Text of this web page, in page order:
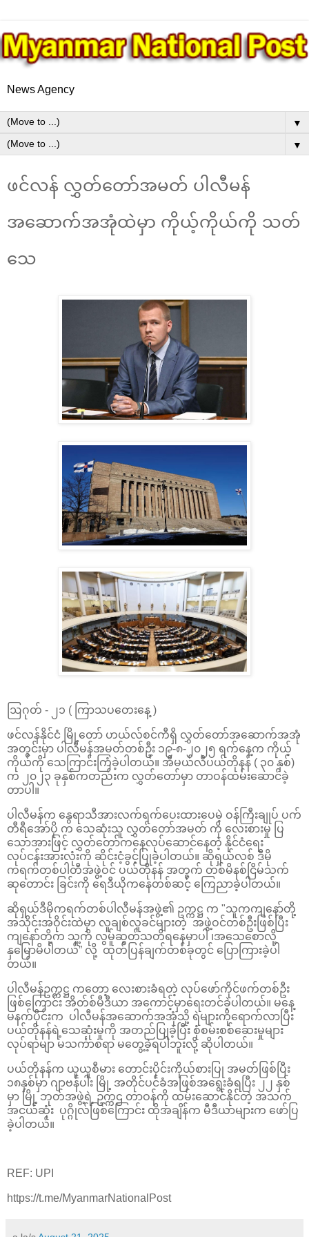
News Agency
▼
▼
ဖင်လန် လွှတ်တော်အမတ် ပါလီမန်
အဆောက်အအုံထဲမှာ ကိုယ့်ကိုယ်ကို သတ်
သေ
ဩဂုတ် - ၂၁ ( ကြာသပတေးနေ့ )
ဖင်လန်နိုင်ငံ မြို့တော် ဟယ်လ်စင်ကီရှိ လွှတ်တော်အဆောက်အအုံ
အတွင်းမှာ ပါလီမန်အမတ်တစ်ဦး ၁၉-၈-၂၀၂၅ ရက်နေ့က ကိုယ့်
ကိုယ်ကို သေကြာင်းကြံခဲ့ပါတယ်။ အီမယ်လီပယ်တိုနန် ( ၃၀ နှစ်)
က ၂၀၂၃ ခုနှစ်ကတည်းက လွှတ်တော်မှာ တာဝန်ထမ်းဆောင်ခဲ့
တာပါ။
ပါလီမန်က နွေရာသီအားလက်ရက်ပေးထားပေမဲ့ ဝန်ကြီးချုပ် ပက်
တီရီအော်ပို က သေဆုံးသူ လွှတ်တော်အမတ် ကို လေးစားမှု ပြ
သောအားဖြင့် လွှတ်တော်ကနေလုပ်ဆောင်နေတဲ့ နိုင်ငံရေး
လုပ်ငန်းအားလုံးကို ဆိုင်းငံ့ခွင့်ပြုခဲ့ပါတယ်။ ဆိုရှယ်လစ် ဒီမို
ကရက်တစ်ပါတီအဖွဲ့ဝင် ပယ်တိုနန် အတွက် တစ်မိနစ်ငြိမ်သက်
ဆုတောင်း ခြင်းကို ရေဒီယိုကနေတစ်ဆင့် ကြေညာခဲ့ပါတယ်။
ဆိုရှယ်ဒီမိုကရက်တစ်ပါလီမန်အဖွဲ့၏ ဥက္ကဋ္ဌ က "သူကကျနော်တို့
အသိုင်းအဝိုင်းထဲမှာ လူချစ်လူခင်များတဲ့ အဖွဲ့ဝင်တစ်ဦးဖြစ်ပြီး
ကျနော်တို့က သူ့ကို လွမ်ူဆွတ်သတိရနေမှာပါ ၊အသေစောလို့
နှမြောမိပါတယ်” လို့ ထုတ်ပြန်ချက်တစ်ခုတွင် ပြောကြားခဲ့ပါ
တယ်။
ပါလီမန်ဥက္ကဋ္ဌ ကတော့ လေးစားခံရတဲ့ လုပ်ဖော်ကိုင်ဖက်တစ်ဦး
ဖြစ်ကြောင်း အိတ်စ်မီဒီယာ အကောင့်မှာရေးတင်ခဲ့ပါတယ်။ မနေ့
မနက်ပိုင်းက ပါလီမန်အဆောက်အအုံသို့ ရဲများကိုရောက်လာပြီး
ပယ်တိုနန်ရဲ့သေဆုံးမှုကို အတည်ပြုခဲ့ပြီး စုံစမ်းစစ်ဆေးမှုများ
လုပ်ရာမျာ မသင်္ကာစရာ မတွေ့ခဲ့ရပါဘူးလို့ ဆိုပါတယ်။
ပယ်တိုနန်က ယူယူစီမား တောင်းပိုင်းကိုယ်စားပြု အမတ်ဖြစ်ပြီး
၁၈နှစ်မှာ ဂျာဗန်ပါး မြို့ အတိုင်ပင်ခံအဖြစ်အရွေးခံရပြီး ၂၂ နှစ်
မှာ မြို့ ဘုတ်အဖွဲ့ရဲ့ ဥက္ကဌ တာဝန်ကို ထမ်းဆောင်နိုင်တဲ့ အသက်
အငယ်ဆုံး ပုဂ္ဂိုလ်ဖြစ်ကြောင်း ထိုအချိန်က မီဒီယာများက ဖော်ပြ
ခဲ့ပါတယ်။
REF: UPI
https://t.me/MyanmarNationalPost